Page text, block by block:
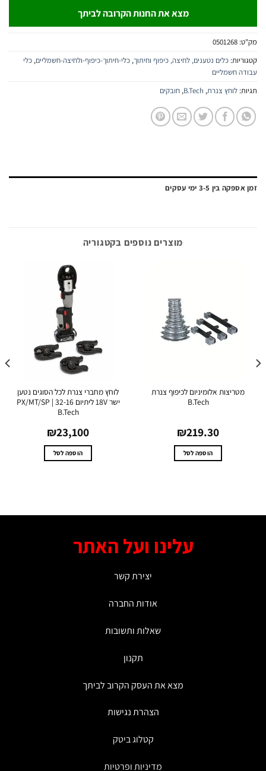
מצא את החנות הקרובה לביתך
0501268
כלים נטענים, לחיצה, כיפוף וחיתוך, כלי-חיתוך-כיפוף-ולחיצה-חשמליים,כלי
חשמליים
לוחץ צנרת,
B.Tech
,חובקים
בין 3-5 ימי עסקים
מוצרים נוספים בקטגוריה
אלומיניום לכיפוף צנרת
₪219.30
הוספה לסל
לוחץ מחברי צנרת לכל הסוגים נטען
ישר 18V ליתיום 32-16 PX/MT/SP |
₪23,100
הוספה לסל
עלינו ועל האתר
יצירת קשר
אודות החברה
שאלות ותשובות
מצא את העסק הקרוב לביתך
הצהרת נגישות
קטלוג ביטק
מדיניות ופרטיות